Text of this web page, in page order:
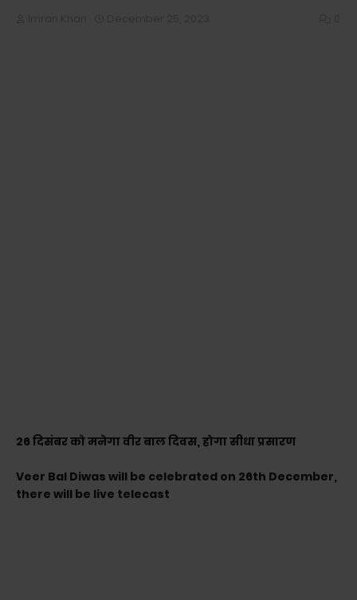
26 दिसंबर को मनेगा वीर बाल दिवस, होगा सीधा प्रसारण
Veer Bal Diwas will be celebrated on 26th December,
there will be live telecast